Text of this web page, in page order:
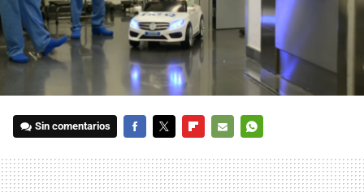
Sin comentarios
MAIL